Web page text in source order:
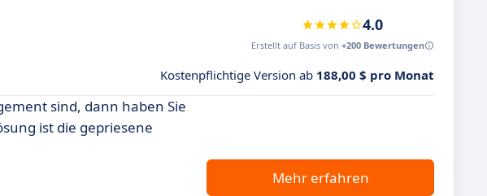
4.0
Erstellt auf Basis von +200 Bewertungen
Kostenpflichtige Version ab 188,00 $ pro Monat
sind, dann haben Sie
ist die gepriesene
Mehr erfahren